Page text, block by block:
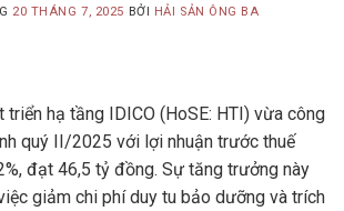
20 THÁNG 7, 2025 BỞI HẢI SẢN ÔNG BA
hạ tầng IDICO (HoSE: HTI) vừa công
quý II/2025 với lợi nhuận trước thuế
đạt 46,5 tỷ đồng. Sự tăng trưởng này
giảm chi phí duy tu bảo dưỡng và trích